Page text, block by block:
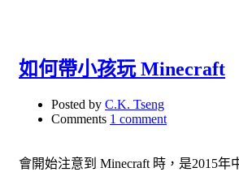
如何帶小孩玩 Minecraft
Posted by C.K. Tseng
Comments 1 comment
會開始注意到 Minecraft 時，是2015年